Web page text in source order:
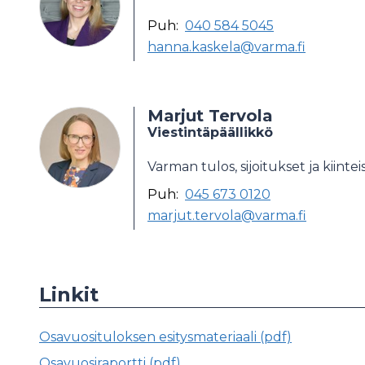
Puh: 040 584 5045
hanna.kaskela@varma.fi
Marjut Tervola
Viestintäpäällikkö
Varman tulos, sijoitukset ja
Puh: 045 673 0120
marjut.tervola@varma.fi
Linkit
Osavuosituloksen esitysmateriaali (pdf)